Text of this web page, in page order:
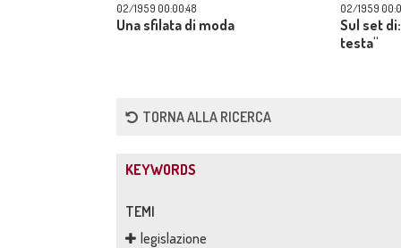
02/1959 00:00:48
Una sfilata di moda
02/1959
Sul set
testa"
TORNA ALLA RICERCA
KEYWORDS
TEMI
legislazione